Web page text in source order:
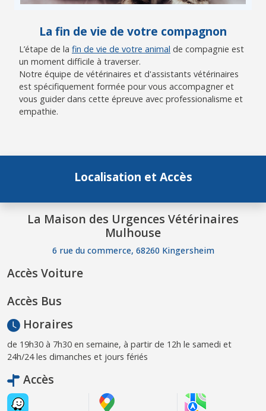
La fin de vie de votre compagnon
L’étape de la fin de vie de votre animal de compagnie est
un moment difficile à traverser.
Notre équipe de vétérinaires et d'assistants vétérinaires
est spécifiquement formée pour vous accompagner et
vous guider dans cette épreuve avec professionalisme et
empathie.
Localisation et Accès
La Maison des Urgences Vétérinaires
Mulhouse
6 rue du commerce, 68260 Kingersheim
Accès Voiture
Accès Bus
Horaires
de 19h30 à 7h30 en semaine, à partir de 12h le samedi et
24h/24 les dimanches et jours fériés
Accès